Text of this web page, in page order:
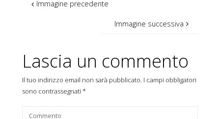
Immagine precedente
Immagine successiva
Lascia un commento
Il tuo indirizzo email non sarà pubblicato. I campi obbligatori
sono contrassegnati *